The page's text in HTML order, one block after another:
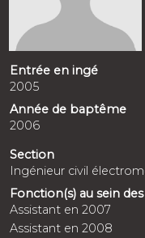
Entrée en ingé
2005
Année de baptême
2006
Section
Ingénieur civil
Fonction(s) au sein
Assistant en 2007
Assistant en 2008